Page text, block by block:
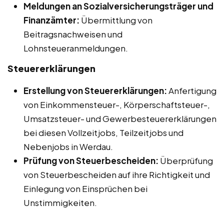
Meldungen an Sozialversicherungsträger und
Finanzämter: Übermittlung von
Beitragsnachweisen und
Lohnsteueranmeldungen.
Steuererklärungen
Erstellung von Steuererklärungen:Anfertigung
von Einkommensteuer-, Körperschaftsteuer-,
Umsatzsteuer- und Gewerbesteuererklärungen
bei diesen Vollzeitjobs, Teilzeitjobs und
Nebenjobs in Werdau.
Prüfung von Steuerbescheiden: Überprüfung
von Steuerbescheiden auf ihre Richtigkeit und
Einlegung von Einsprüchen bei
Unstimmigkeiten.